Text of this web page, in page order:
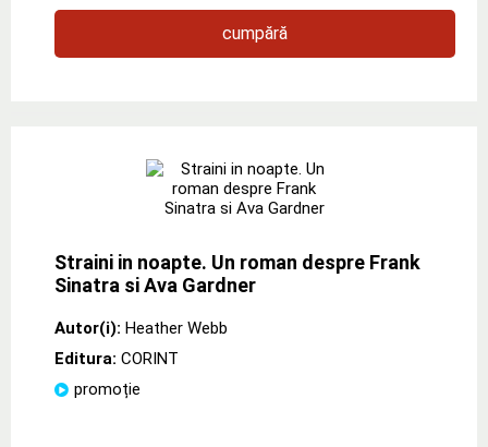
cumpără
Straini in noapte. Un roman despre Frank
Sinatra si Ava Gardner
Autor(i): Heather Webb
Editura: CORINT
promoție